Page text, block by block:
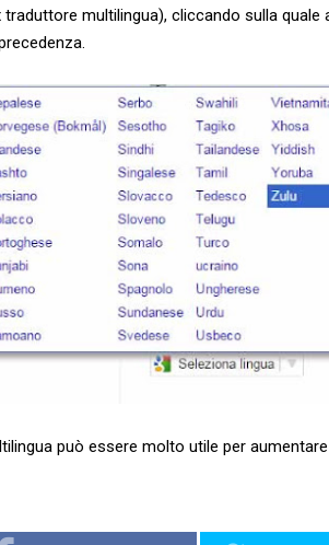
multilingua), cliccando sulla quale
può essere molto utile per